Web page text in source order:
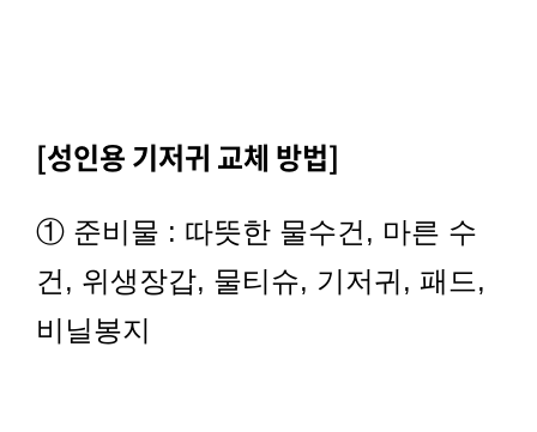
[성인용 기저귀 교체 방법]
① 준비물 : 따뜻한 물수건, 마른 수
건, 위생장갑, 물티슈, 기저귀, 패드,
비닐봉지